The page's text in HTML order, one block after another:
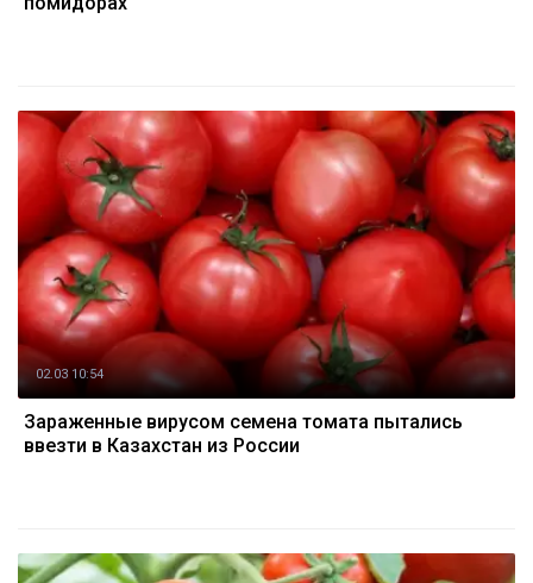
02.03 10:54
Зараженные вирусом семена томата пытались
ввезти в Казахстан из России